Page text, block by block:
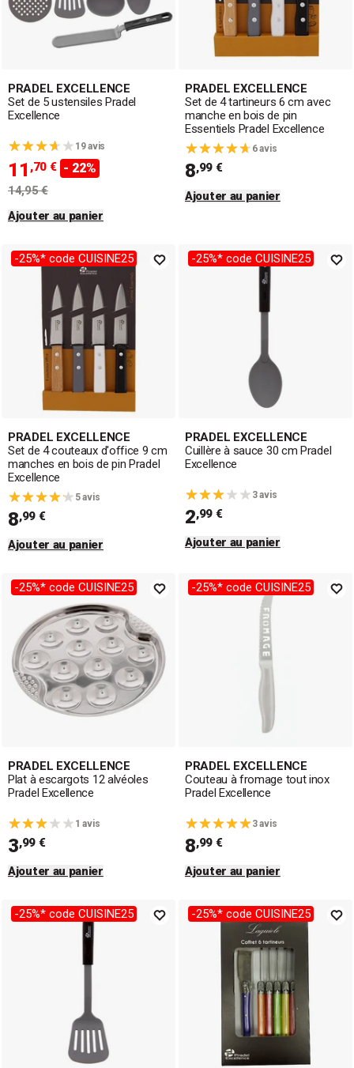
PRADEL EXCELLENCE
Set de 5 ustensiles Pradel
Excellence
19 avis
11 ,70 € - 22%
14,95 €
Ajouter au panier
PRADEL EXCELLENCE
Set de 4 tartineurs 6 cm avec
manche en bois de pin
Essentiels Pradel Excellence
6 avis
8,99 €
Ajouter au panier
-25%* code CUISINE25
PRADEL EXCELLENCE
Set de 4 couteaux d'office 9 cm
manches en bois de pin Pradel
Excellence
5 avis
8,99 €
Ajouter au panier
-25%* code CUISINE25
PRADEL EXCELLENCE
Cuillère à sauce 30 cm Pradel
Excellence
3 avis
2,99 €
Ajouter au panier
-25%* code CUISINE25
PRADEL EXCELLENCE
Plat à escargots 12 alvéoles
Pradel Excellence
1 avis
3,99 €
Ajouter au panier
-25%* code CUISINE25
PRADEL EXCELLENCE
Couteau à fromage tout inox
Pradel Excellence
3 avis
8,99 €
Ajouter au panier
-25%* code CUISINE25 -25%* code CUISINE25